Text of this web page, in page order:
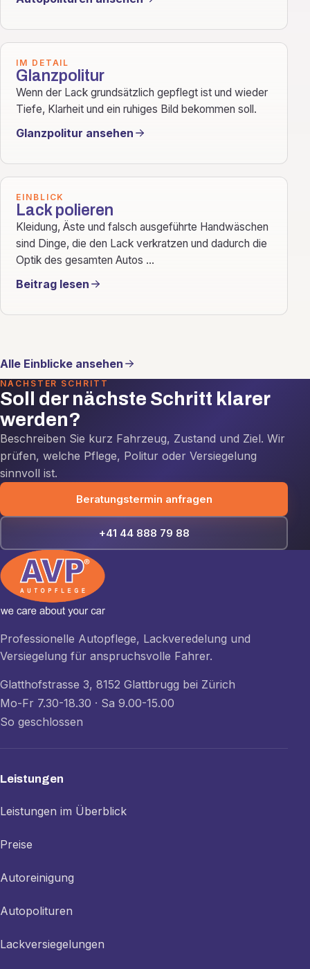
IM DETAIL
Glanzpolitur
Wenn der Lack grundsätzlich gepflegt ist und wieder
Tiefe, Klarheit und ein ruhiges Bild bekommen soll.
Glanzpolitur ansehen
EINBLICK
Lack polieren
Kleidung, Äste und falsch ausgeführte Handwäschen
sind Dinge, die den Lack verkratzen und dadurch die
Optik des gesamten Autos ...
Beitrag lesen
Alle Einblicke ansehen
NÄCHSTER SCHRITT
Soll der nächste Schritt klarer
werden?
Beschreiben Sie kurz Fahrzeug, Zustand und Ziel. Wir
prüfen, welche Pflege, Politur oder Versiegelung
sinnvoll ist.
Beratungstermin anfragen
+41 44 888 79 88
Professionelle Autopflege, Lackveredelung und
Versiegelung für anspruchsvolle Fahrer.
Glatthofstrasse 3, 8152 Glattbrugg bei Zürich
Mo-Fr 7.30-18.30 · Sa 9.00-15.00
So geschlossen
Leistungen
Leistungen im Überblick
Preise
Autoreinigung
Autopolituren
Lackversiegelungen